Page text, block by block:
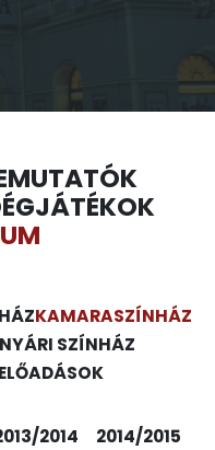
KAMARASZÍNHÁZ
SZÍNHÁZ
2014
2014/2015